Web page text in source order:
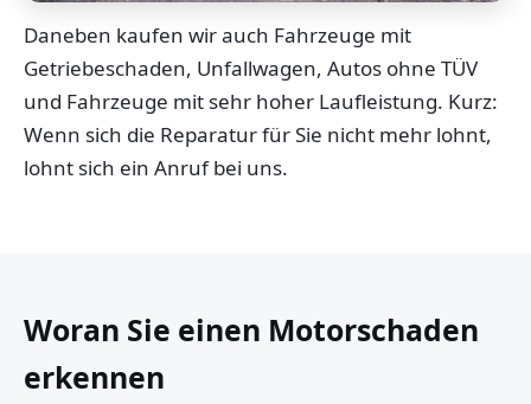
Daneben kaufen wir auch Fahrzeuge mit
Getriebeschaden, Unfallwagen, Autos ohne TÜV
und Fahrzeuge mit sehr hoher Laufleistung. Kurz:
Wenn sich die Reparatur für Sie nicht mehr lohnt,
lohnt sich ein Anruf bei uns.
Woran Sie einen Motorschaden
erkennen